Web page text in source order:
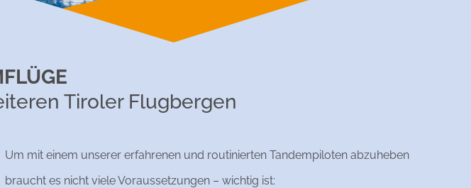
Tiroler Flugbergen
Um mit einem unserer erfahrenen und routinierten Tandempiloten abzuheben
braucht es nicht viele Voraussetzungen – wichtig ist: